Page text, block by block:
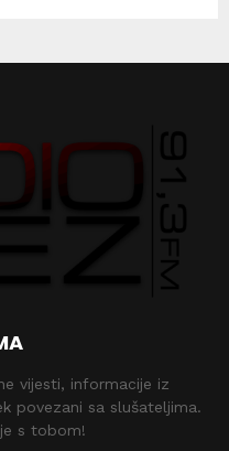
vijesti, informacije iz
povezani sa slušateljima.
s tobom!